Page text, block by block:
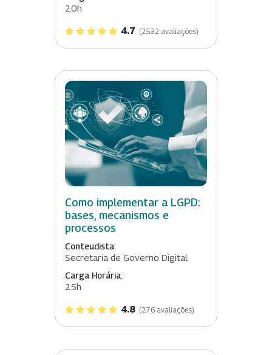
20h
4.7 (2532 avaliações)
Como implementar a LGPD:
bases, mecanismos e
processos
Conteudista:
Secretaria de Governo Digital
Carga Horária:
25h
4.8 (276 avaliações)